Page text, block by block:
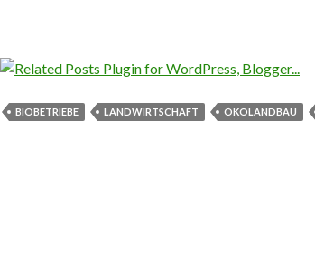
BIOBETRIEBE LANDWIRTSCHAFT ÖKOLANDBAU